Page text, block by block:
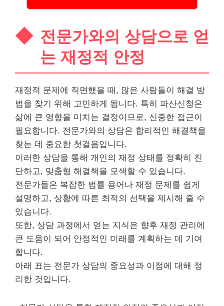
전문가와의 상담으로 얻
는 재정적 안정
재정적 문제에 직면했을 때, 많은 사람들이 해결 방
법을 찾기 위해 고민하게 됩니다. 특히 파산신청은
삶에 큰 영향을 미치는 결정이므로, 신중한 접근이
필요합니다. 전문가와의 상담은 합리적인 해결책을
찾는 데 중요한 첫걸음입니다.
이러한 상담을 통해 개인의 재정 상태를 정확히 진
단하고, 맞춤형 해결책을 모색할 수 있습니다.
전문가들은 복잡한 법률 용어나 재정 문제를 쉽게
설명하고, 상황에 따른 최적의 선택을 제시해 줄 수
있습니다.
또한, 상담 과정에서 얻는 지식은 향후 재정 관리에
큰 도움이 되어 안정적인 미래를 계획하는 데 기여
합니다.
아래 표는 전문가 상담의 중요성과 이점에 대해 정
리한 것입니다.